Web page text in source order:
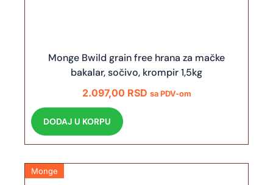
Monge Bwild grain free hrana za mačke
bakalar, sočivo, krompir 1,5kg
2.097,00 RSD sa PDV-om
DODAJ U KORPU
Monge